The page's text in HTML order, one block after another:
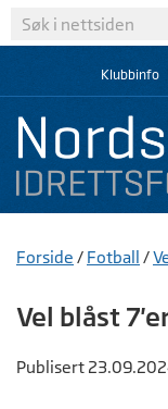
Klubbinfo
Forside / Fotball /
Vel blåst
Publisert